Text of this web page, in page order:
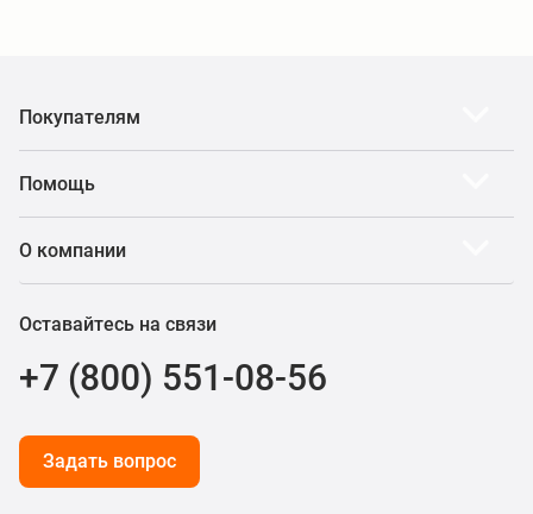
Покупателям
Помощь
О компании
Оставайтесь на связи
+7 (800) 551-08-56
Задать вопрос